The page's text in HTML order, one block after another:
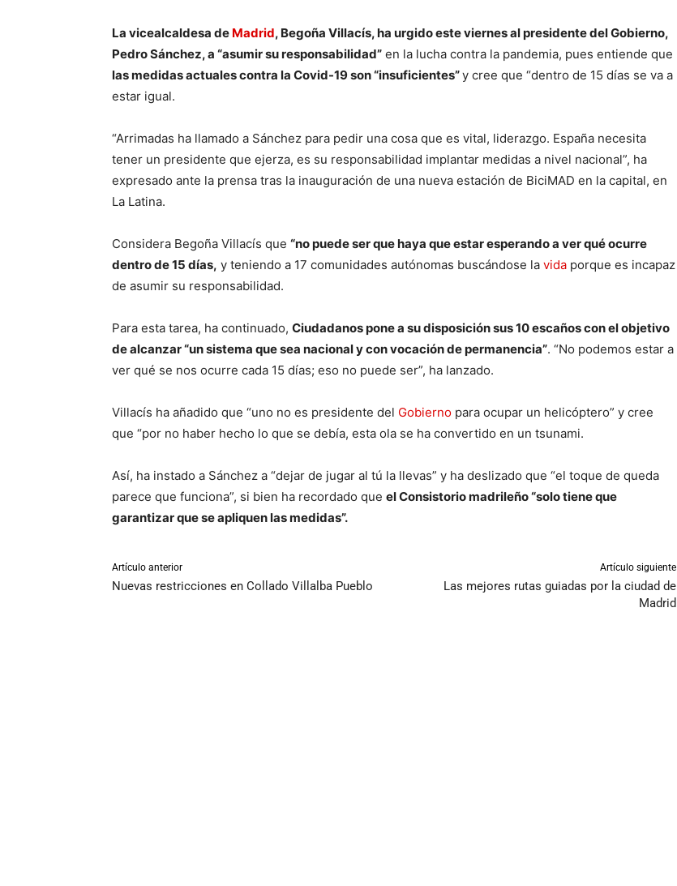
La vicealcaldesa de Madrid, Begoña Villacís, ha urgido este viernes al presidente del Gobierno,
Pedro Sánchez, a “asumir su responsabilidad” en la lucha contra la pandemia, pues entiende que
las medidas actuales contra la Covid-19 son “insuficientes”y cree que “dentro de 15 días se va a
estar igual.
“Arrimadas ha llamado a Sánchez para pedir una cosa que es vital, liderazgo. España necesita
tener un presidente que ejerza, es su responsabilidad implantar medidas a nivel nacional”, ha
expresado ante la prensa tras la inauguración de una nueva estación de BiciMAD en la capital, en
La Latina.
Considera Begoña Villacís que “no puede ser que haya que estar esperando a ver qué ocurre
dentro de 15 días, y teniendo a 17 comunidades autónomas buscándose la vida porque es incapaz
de asumir su responsabilidad.
Para esta tarea, ha continuado, Ciudadanos pone a su disposición sus 10 escaños con el objetivo
de alcanzar “un sistema que sea nacional y con vocación de permanencia”. “No podemos estar a
ver qué se nos ocurre cada 15 días; eso no puede ser”, ha lanzado.
Villacís ha añadido que “uno no es presidente del Gobierno para ocupar un helicóptero” y cree
que “por no haber hecho lo que se debía, esta ola se ha convertido en un tsunami.
Así, ha instado a Sánchez a “dejar de jugar al tú la llevas” y ha deslizado que “el toque de queda
parece que funciona”, si bien ha recordado que el Consistorio madrileño “solo tiene que
garantizar que se apliquen las medidas”.
Artículo anterior
Nuevas restricciones en Collado Villalba Pueblo
Artículo siguiente
Las mejores rutas guiadas por la ciudad de
Madrid